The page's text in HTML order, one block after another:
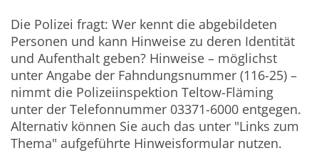
Die Polizei fragt: Wer kennt die abgebildeten
Personen und kann Hinweise zu deren Identität
und Aufenthalt geben? Hinweise – möglichst
unter Angabe der Fahndungsnummer (116-25) –
nimmt die Polizeiinspektion Teltow-Fläming
unter der Telefonnummer 03371-6000 entgegen.
Alternativ können Sie auch das unter "Links zum
Thema" aufgeführte Hinweisformular nutzen.